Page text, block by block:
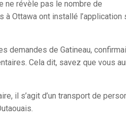
ne révèle pas le nombre de
Ottawa ont installé l’application
demandes de Gatineau,
Cela dit, savez que vous
il s’agit d’un transport de